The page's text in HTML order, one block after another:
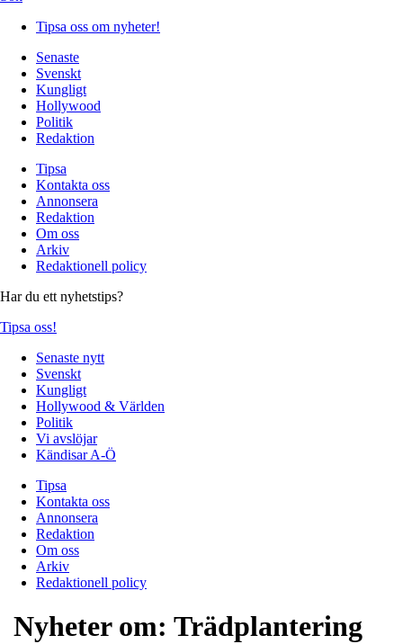
Tipsa oss om nyheter!
Senaste
Svenskt
Kungligt
Hollywood
Politik
Redaktion
Tipsa
Kontakta oss
Annonsera
Redaktion
Om oss
Arkiv
Redaktionell policy
Har du ett nyhetstips?
Tipsa oss!
Senaste nytt
Svenskt
Kungligt
Hollywood & Världen
Politik
Vi avslöjar
Kändisar A-Ö
Tipsa
Kontakta oss
Annonsera
Redaktion
Om oss
Arkiv
Redaktionell policy
Nyheter om: Trädplantering